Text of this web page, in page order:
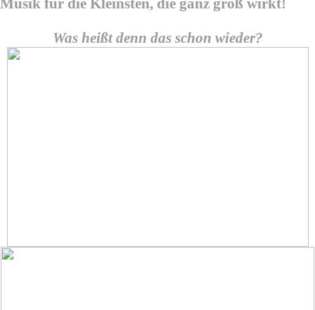
Musik für die Kleinsten, die ganz groß wirkt!
Was heißt denn das schon wieder?